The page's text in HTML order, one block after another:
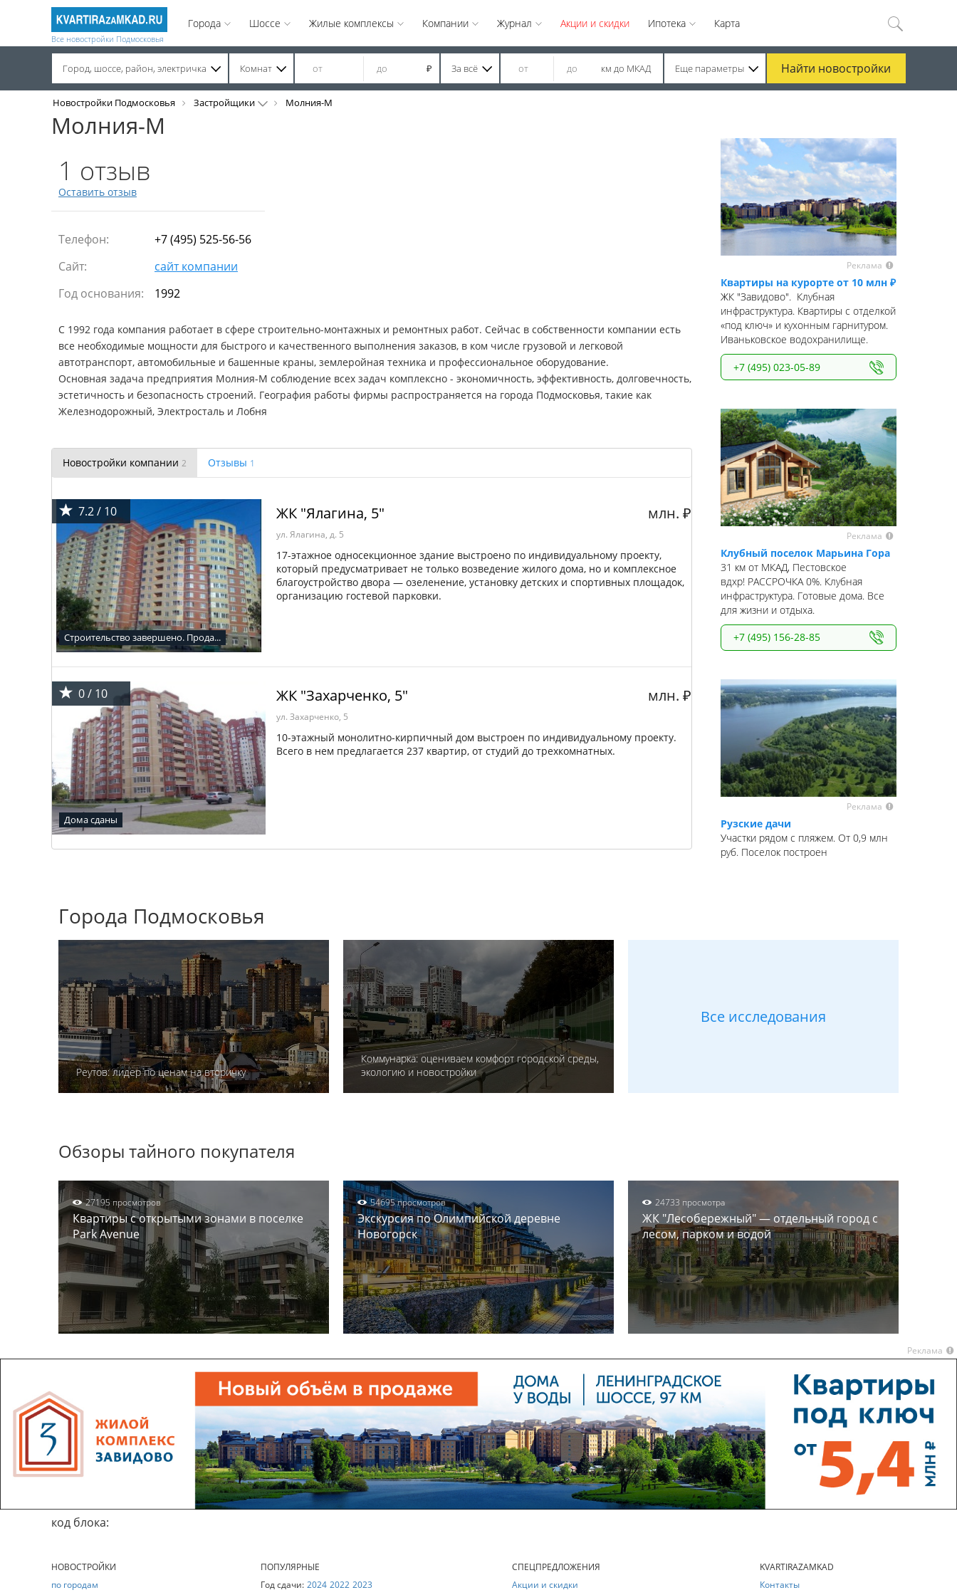
Все новостройки Подмосковья
Города Шоссе Жилые комплексы Компании Журнал Акции и скидки Ипотека Карта
Город, шоссе, район, электричка Комнат ₽ За всё км до МКАД Еще параметры Найти новостройки
Новостройки Подмосковья Застройщики Молния-М
Молния-М
1 отзыв
Оставить отзыв
Телефон:
+7 (495) 525-56-56
Сайт:
сайт компании
Год основания:
1992
С 1992 года компания работает в сфере строительно-монтажных и ремонтных работ. Сейчас в собственности компании есть
все необходимые мощности для быстрого и качественного выполнения заказов, в ком числе грузовой и легковой
автотранспорт, автомобильные и башенные краны, землеройная техника и профессиональное оборудование.
Основная задача предприятия Молния-М соблюдение всех задач комплексно - экономичность, эффективность, долговечность,
эстетичность и безопасность строений. География работы фирмы распространяется на города Подмосковья, такие как
Железнодорожный, Электросталь и Лобня
Новостройки компании 2 Отзывы 1
7.2 / 10
Строительство завершено. Прода...
ЖК "Ялагина, 5"
ул. Ялагина, д. 5
млн. ₽
17-этажное односекционное здание выстроено по индивидуальному проекту,
который предусматривает не только возведение жилого дома, но и комплексное
благоустройство двора — озеленение, установку детских и спортивных площадок,
организацию гостевой парковки.
0 / 10
Дома сданы
ЖК "Захарченко, 5"
ул. Захарченко, 5
млн. ₽
10-этажный монолитно-кирпичный дом выстроен по индивидуальному проекту.
Всего в нем предлагается 237 квартир, от студий до трехкомнатных.
Реклама
Квартиры на курорте от 10 млн ₽
ЖК "Завидово". Клубная
инфраструктура. Квартиры с отделкой
«под ключ» и кухонным гарнитуром.
Иваньковское водохранилище.
+7 (495) 023-05-89
Реклама
Клубный поселок Марьина Гора
31 км от МКАД, Пестовское
вдхр! РАССРОЧКА 0%. Клубная
инфраструктура. Готовые дома. Все
для жизни и отдыха.
+7 (495) 156-28-85
Реклама
Рузские дачи
Участки рядом с пляжем. От 0,9 млн
руб. Поселок построен
Города Подмосковья
Реутов: лидер по ценам на вторичку
Коммунарка: оцениваем комфорт городской среды,
экологию и новостройки
Все исследования
Обзоры тайного покупателя
27195 просмотров
Квартиры с открытыми зонами в поселке
Park Avenue
54695 просмотров
Экскурсия по Олимпийской деревне
Новогорск
24733 просмотра
ЖК "Лесобережный" — отдельный город с
лесом, парком и водой
Реклама
код блока:
НОВОСТРОЙКИ
по городам
ПОПУЛЯРНЫЕ
Год сдачи: 2024 2022 2023
СПЕЦПРЕДЛОЖЕНИЯ
Акции и скидки
KVARTIRAZAMKAD
Контакты